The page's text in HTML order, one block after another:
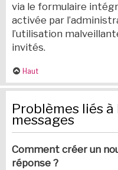
via le formulaire
activée par
l’utilisation
invités.
Haut
Problèmes liés
messages
Comment créer un
réponse ?